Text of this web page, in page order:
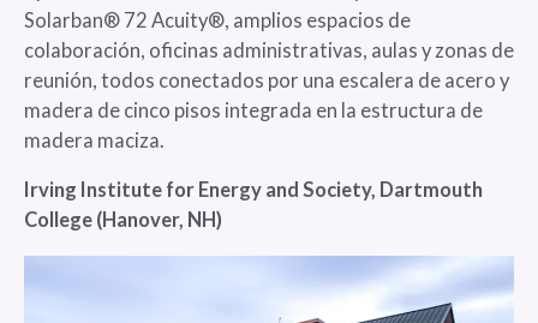
Solarban® 72 Acuity®, amplios espacios de
colaboración, oficinas administrativas, aulas y zonas de
reunión, todos conectados por una escalera de acero y
madera de cinco pisos integrada en la estructura de
madera maciza.
Irving Institute for Energy and Society, Dartmouth
College (Hanover, NH)